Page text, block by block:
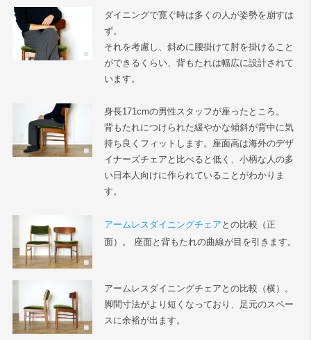
ダイニングで寛ぐ時は多くの人が姿勢を崩すは
ず。
それを考慮し、斜めに腰掛けて肘を掛けること
ができるくらい、背もたれは幅広に設計されて
います。
身長171cmの男性スタッフが座ったところ。
背もたれにつけられた緩やかな傾斜が背中に気
持ち良くフィットします。座面高は海外のデザ
イナーズチェアと比べると低く、小柄な人の多
い日本人向けに作られていることがわかりま
す。
アームレスダイニングチェア との比較（正
面）。 座面と背もたれの曲線が目を引きます。
アームレスダイニングチェアとの比較（横）。
脚間寸法がより短くなっており、足元のスペー
スに余裕が出ます。